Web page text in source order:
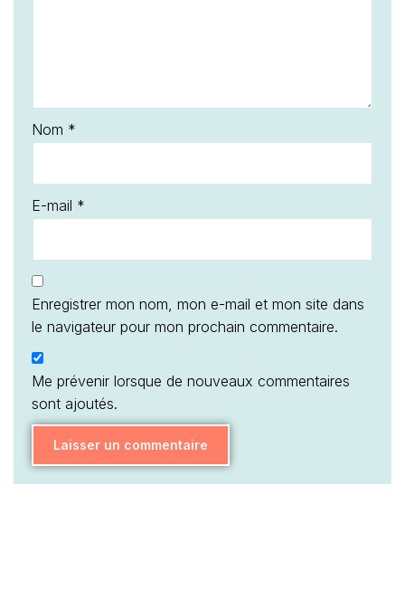
Nom *
E-mail *
Enregistrer mon nom, mon e-mail et mon site dans
le navigateur pour mon prochain commentaire.
Me prévenir lorsque de nouveaux commentaires
sont ajoutés.